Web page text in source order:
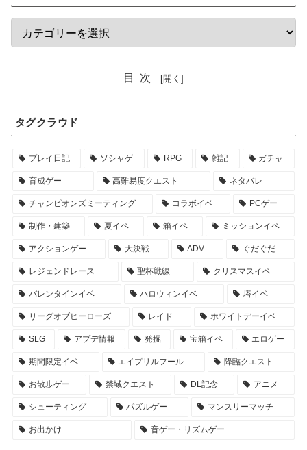
目次
タグクラウド
プレイ日記 ソシャゲ RPG 雑記 ガチャ
育成ゲー 高難易度クエスト ネタバレ
チャンピオンズミーティング コラボイベ PCゲー
制作・建築 夏イベ 箱イベ ミッションイベ
アクションゲー 大決戦 ADV ぐだぐだ
レジェンドレース 聖杯戦線 クリスマスイベ
バレンタインイベ ハロウィンイベ 塔イベ
リーグオブヒーローズ レイド ホワイトデーイベ
SLG アプデ情報 発掘 宝箱イベ エロゲー
期間限定イベ エイプリルフール 降臨クエスト
お散歩ゲー 禁域クエスト DL記念 アニメ
シューティング パズルゲー マンスリーマッチ
お出かけ 音ゲー・リズムゲー